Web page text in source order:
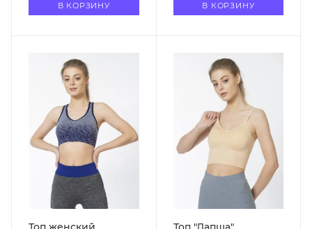
В КОРЗИНУ В КОРЗИНУ